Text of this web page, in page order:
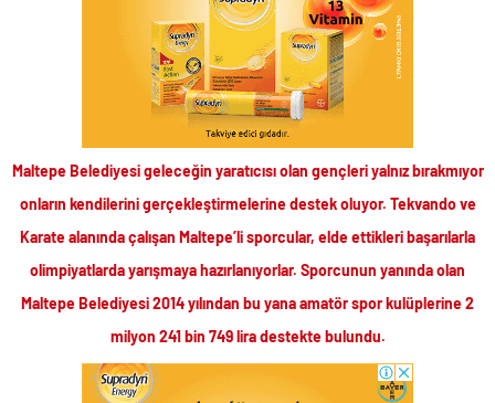
Maltepe Belediyesi geleceğin yaratıcısı olan gençleri yalnız bırakmıyor
onların kendilerini gerçekleştirmelerine destek oluyor. Tekvando ve
Karate alanında çalışan Maltepe’li sporcular, elde ettikleri başarılarla
olimpiyatlarda yarışmaya hazırlanıyorlar. Sporcunun yanında olan
Maltepe Belediyesi 2014 yılından bu yana amatör spor kulüplerine 2
milyon 241 bin 749 lira destekte bulundu.